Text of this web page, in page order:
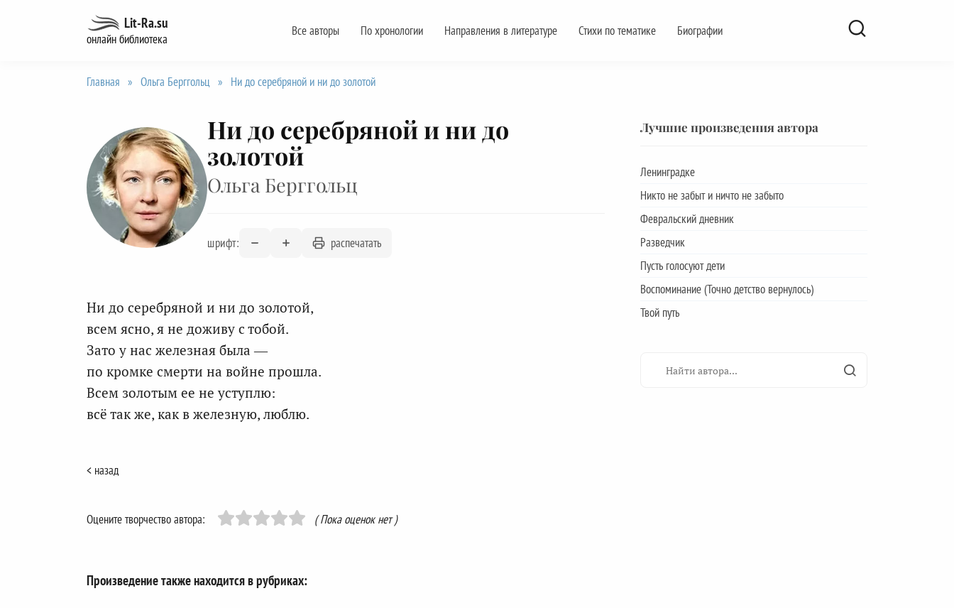
Lit-Ra.su
онлайн библиотека
Все авторы По хронологии Направления в литературе Стихи по тематике Биографии
Главная » Ольга Берггольц » Ни до серебряной и ни до золотой
Ни до серебряной и ни до
золотой
Ольга Берггольц
шрифт: распечатать
Ни до серебряной и ни до золотой,
всем ясно, я не доживу с тобой.
Зато у нас железная была —
по кромке смерти на войне прошла.
Всем золотым ее не уступлю:
всё так же, как в железную, люблю.
< назад
Оцените творчество автора: ( Пока оценок нет )
Произведение также находится в рубриках:
Лучшие произведения автора
Ленинградке
Никто не забыт и ничто не забыто
Февральский дневник
Разведчик
Пусть голосуют дети
Воспоминание (Точно детство вернулось)
Твой путь